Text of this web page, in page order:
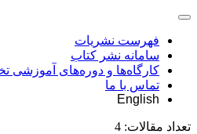
فهرست نشریات
سامانه نشر کتاب
کارگاه‌ها و دوره‌های آموزشی
تماس با ما
English
تعداد مقالات: 4